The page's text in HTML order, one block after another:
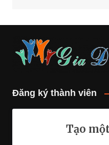
Đăng ký thành viên
Tạo